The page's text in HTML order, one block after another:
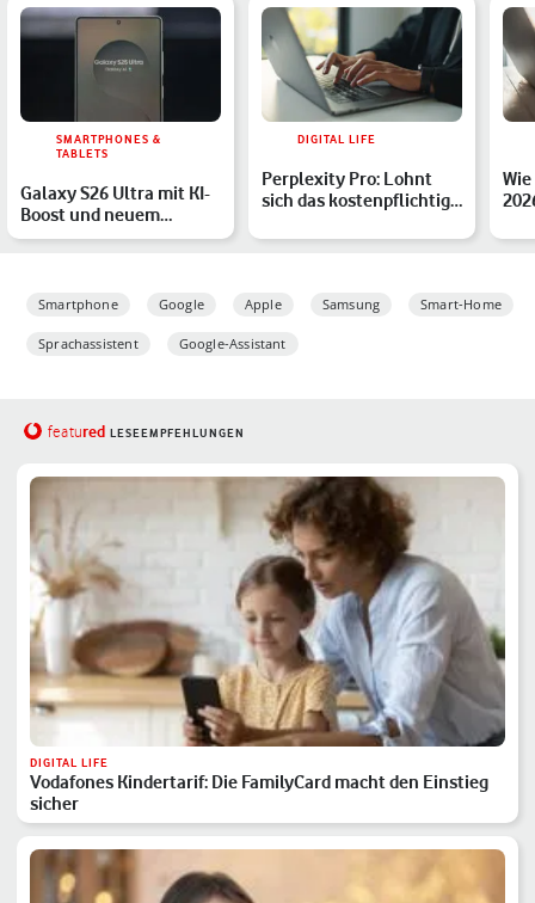
SMARTPHONES &
TABLETS
Galaxy S26 Ultra mit KI-
Boost und neuem
Design? Alle Gerüchte
DIGITAL LIFE
Perplexity Pro: Lohnt
sich das kostenpflichtige
Smartphone Google Apple Samsung Smart-Home
Sprachassistent Google-Assistant
featured LESEEMPFEHLUNGEN
DIGITAL LIFE
Vodafones Kindertarif: Die FamilyCard macht den Einstieg
sicher